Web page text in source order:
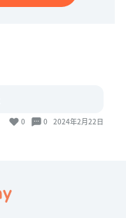
0 0 2024年2月22日